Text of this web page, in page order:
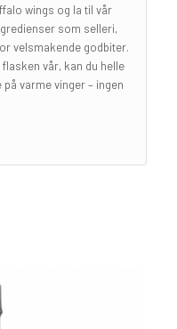
wings og la til vår
som selleri,
velsmakende godbiter.
vår, kan du helle
varme vinger – ingen